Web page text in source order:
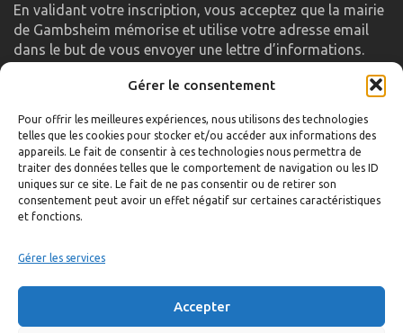
Gérer le consentement
Pour offrir les meilleures expériences, nous utilisons des technologies
telles que les cookies pour stocker et/ou accéder aux informations des
appareils. Le fait de consentir à ces technologies nous permettra de
traiter des données telles que le comportement de navigation ou les ID
uniques sur ce site. Le fait de ne pas consentir ou de retirer son
consentement peut avoir un effet négatif sur certaines caractéristiques
et fonctions.
Gérer les services
Accepter
En validant votre inscription, vous acceptez que la mairie
de Gambsheim mémorise et utilise votre adresse email
dans le but de vous envoyer une lettre d’informations.
LIENS UTILES
Accueil
Formulaire de contact
Gambs TV
Mentions légales